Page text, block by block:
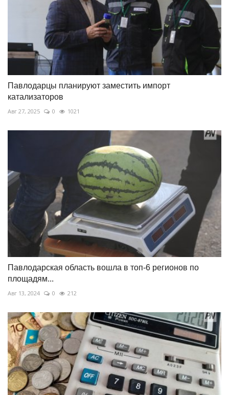
Павлодарцы планируют заместить импорт
катализаторов
Авг 27, 2025 0 1021
Павлодарская область вошла в топ-6 регионов по
площадям...
Авг 13, 2024 0 212